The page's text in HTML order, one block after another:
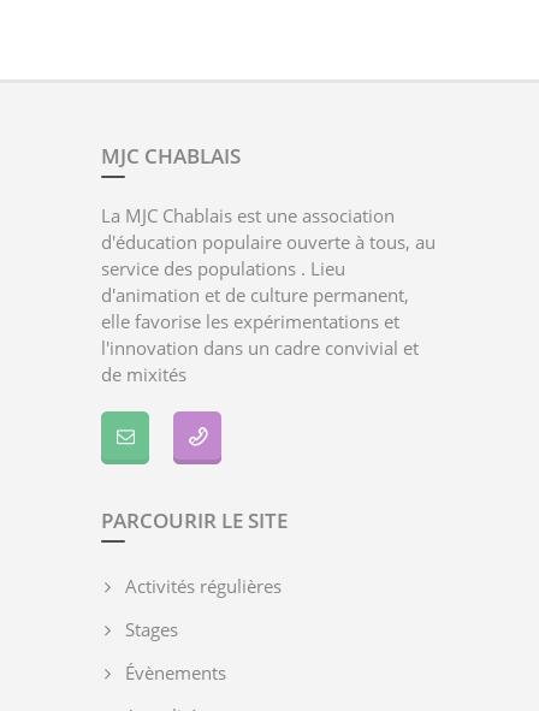
MJC CHABLAIS
La MJC Chablais est une association
d'éducation populaire ouverte à tous, au
service des populations . Lieu
d'animation et de culture permanent,
elle favorise les expérimentations et
l'innovation dans un cadre convivial et
de mixités
PARCOURIR LE SITE
Activités régulières
Stages
Évènements